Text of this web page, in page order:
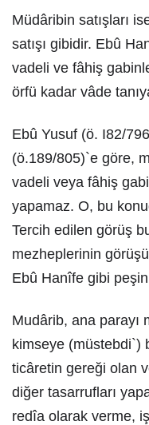
Müdâribin satışları
satışı gibidir. Ebû
vadeli ve fâhiş
örfü kadar vâde
Ebû Yusuf (ö. I82/
(ö.189/805)`e göre,
vadeli veya fâhiş
yapamaz. O, bu
Tercih edilen görüş
mezheplerinin
Ebû Hanîfe gibi
Mudârib, ana parayı
kimseye (müstebdi`)
ticâretin gereği olan
diğer tasarrufları
redîa olarak verme,